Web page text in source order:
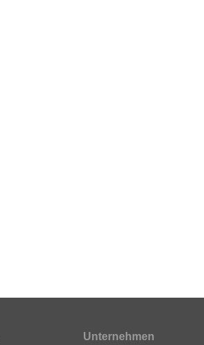
Unternehmen